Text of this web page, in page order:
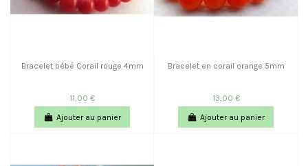
Bracelet bébé Corail rouge 4mm
11,00 €
Ajouter au panier
Bracelet en corail orange 5mm
13,00 €
Ajouter au panier